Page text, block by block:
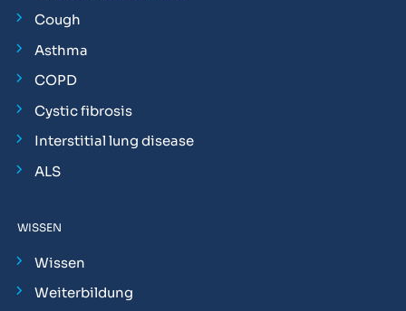
Cough
Asthma
COPD
Cystic fibrosis
Interstitial lung disease
ALS
WISSEN
Wissen
Weiterbildung